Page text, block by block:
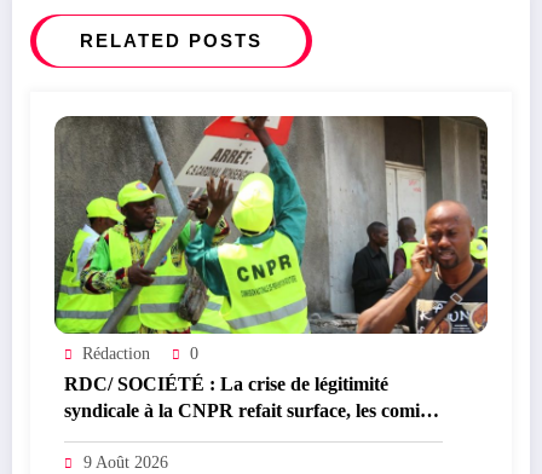
étrangères
RELATED POSTS
Rédaction 0
RDC/ SOCIÉTÉ : La crise de légitimité
syndicale à la CNPR refait surface, les comités
de base réclament de nouvelles élections
9 Août 2026